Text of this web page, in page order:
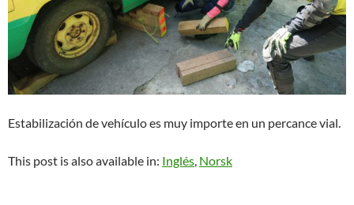
Estabilización de vehículo es muy importe en un percance vial.
This post is also available in: Inglés Norsk